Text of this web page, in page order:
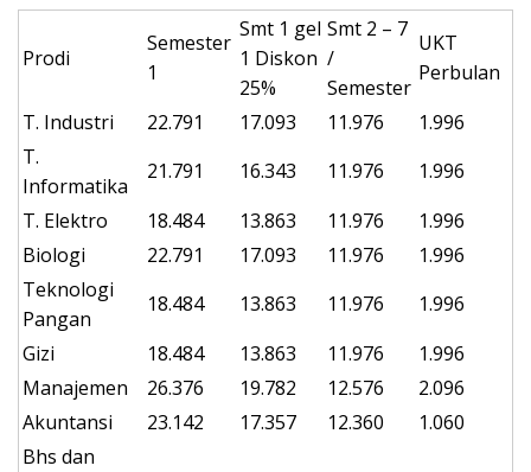
Prodi
Semester
1
Smt 1 gel
1 Diskon
25%
Smt 2 – 7
/
Semester
UKT
Perbulan
T. Industri
22.791 17.093 11.976
1.996
T.
Informatika
21.791 16.343 11.976
1.996
T. Elektro
18.484 13.863 11.976
1.996
Biologi
22.791 17.093 11.976
1.996
Teknologi
Pangan
18.484 13.863 11.976
1.996
Gizi
18.484 13.863 11.976
1.996
Manajemen
26.376 19.782 12.576
2.096
Akuntansi
23.142 17.357 12.360
1.060
Bhs dan